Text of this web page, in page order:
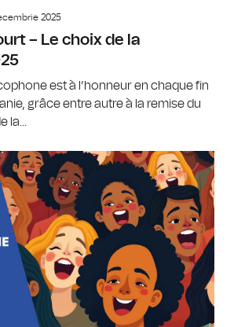
2025
– Le choix de la
est à l’honneur en chaque fin
grâce entre autre à la remise du